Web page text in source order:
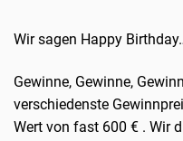
Wir sagen Happy
Gewinne, Gewinne,
verschiedenste
Wert von fast 600 € . Wir